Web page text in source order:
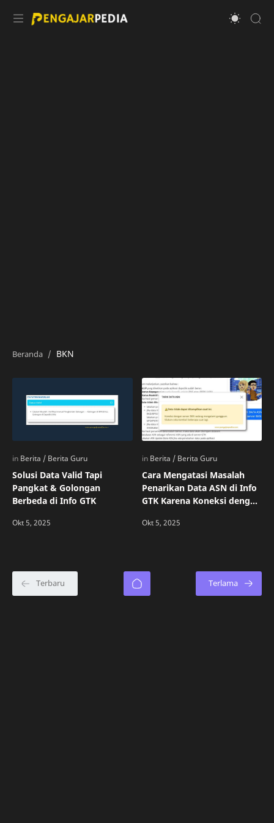
BKN
Solusi Data Valid Tapi
Pangkat & Golongan
Berbeda di Info GTK
Cara Mengatasi Masalah
Penarikan Data ASN di Info
GTK Karena Koneksi dengan
Gangguan